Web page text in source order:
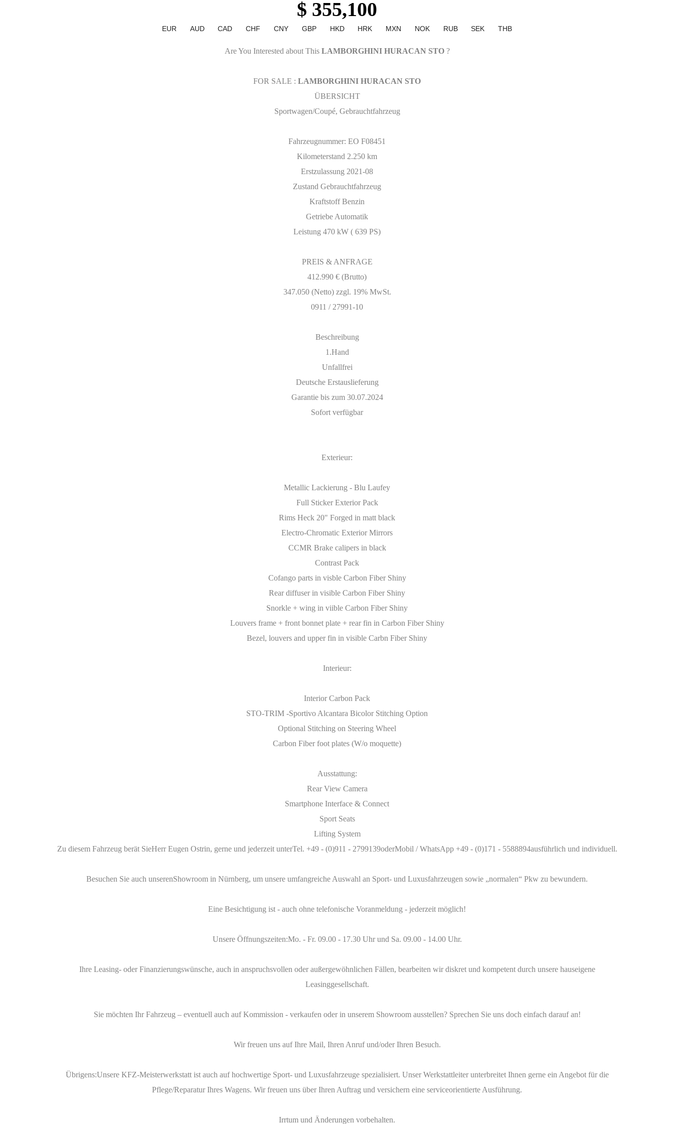
$ 355,100
EUR AUD CAD CHF CNY GBP HKD HRK MXN NOK RUB SEK THB
Are You Interested about This LAMBORGHINI HURACAN STO?
FOR SALE : LAMBORGHINI HURACAN STO
ÜBERSICHT
Sportwagen/Coupé, Gebrauchtfahrzeug
Fahrzeugnummer: EO F08451
Kilometerstand 2.250 km
Erstzulassung 2021-08
Zustand Gebrauchtfahrzeug
Kraftstoff Benzin
Getriebe Automatik
Leistung 470 kW ( 639 PS)
PREIS & ANFRAGE
412.990 € (Brutto)
347.050 (Netto) zzgl. 19% MwSt.
0911 / 27991-10
Beschreibung
1.Hand
Unfallfrei
Deutsche Erstauslieferung
Garantie bis zum 30.07.2024
Sofort verfügbar
Exterieur:
Metallic Lackierung - Blu Laufey
Full Sticker Exterior Pack
Rims Heck 20" Forged in matt black
Electro-Chromatic Exterior Mirrors
CCMR Brake calipers in black
Contrast Pack
Cofango parts in visble Carbon Fiber Shiny
Rear diffuser in visible Carbon Fiber Shiny
Snorkle + wing in viible Carbon Fiber Shiny
Louvers frame + front bonnet plate + rear fin in Carbon Fiber Shiny
Bezel, louvers and upper fin in visible Carbn Fiber Shiny
Interieur:
Interior Carbon Pack
STO-TRIM -Sportivo Alcantara Bicolor Stitching Option
Optional Stitching on Steering Wheel
Carbon Fiber foot plates (W/o moquette)
Ausstattung:
Rear View Camera
Smartphone Interface & Connect
Sport Seats
Lifting System
Zu diesem Fahrzeug berät SieHerr Eugen Ostrin, gerne und jederzeit unterTel. +49 - (0)911 - 2799139oderMobil / WhatsApp +49 - (0)171 - 5588894ausführlich und individuell.
Besuchen Sie auch unserenShowroom in Nürnberg, um unsere umfangreiche Auswahl an Sport- und Luxusfahrzeugen sowie „normalen“ Pkw zu bewundern.
Eine Besichtigung ist - auch ohne telefonische Voranmeldung - jederzeit möglich!
Unsere Öffnungszeiten:Mo. - Fr. 09.00 - 17.30 Uhr und Sa. 09.00 - 14.00 Uhr.
Ihre Leasing- oder Finanzierungswünsche, auch in anspruchsvollen oder außergewöhnlichen Fällen, bearbeiten wir diskret und kompetent durch unsere hauseigene
Leasinggesellschaft.
Sie möchten Ihr Fahrzeug – eventuell auch auf Kommission - verkaufen oder in unserem Showroom ausstellen? Sprechen Sie uns doch einfach darauf an!
Wir freuen uns auf Ihre Mail, Ihren Anruf und/oder Ihren Besuch.
Übrigens:Unsere KFZ-Meisterwerkstatt ist auch auf hochwertige Sport- und Luxusfahrzeuge spezialisiert. Unser Werkstattleiter unterbreitet Ihnen gerne ein Angebot für die
Pflege/Reparatur Ihres Wagens. Wir freuen uns über Ihren Auftrag und versichern eine serviceorientierte Ausführung.
Irrtum und Änderungen vorbehalten.